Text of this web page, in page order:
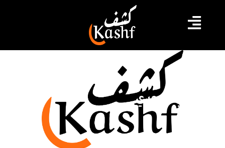
شكري البحري